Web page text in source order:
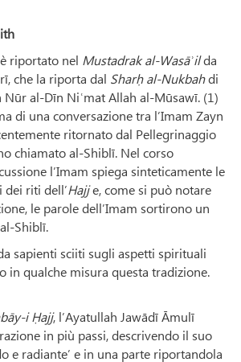
riportato nel Mustadrak al-Wasāʾilda
che la riporta dal Sharḥ al-Nukbahdi
Nūr al-Dīn Niʿmat Allah al-Mūsawī. (1)
di una conversazione tra l’Imam Zayn
ritornato dal Pellegrinaggio
chiamato al-Shiblī. Nel corso
l’Imam spiega sinteticamente le
riti dell’Hajje, come si può notare
le parole dell’Imam sortirono un
Shiblī.
sapienti sciiti sugli aspetti spirituali
in qualche misura questa tradizione.
i Ḥajj, l’Ayatullah Jawādī Āmulī
in più passi, descrivendo il suo
e radiante’ e in una parte riportandola